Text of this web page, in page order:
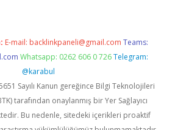
E-mail: backlinkpaneli@gmail.com Teams:
Whatsapp: 0262 606 0 726 Telegram:
@karabul
Sayılı Kanun gereğince Bilgi Teknolojileri
tarafından onaylanmış bir Yer Sağlayıcı
Bu nedenle, sitedeki içerikleri proaktif